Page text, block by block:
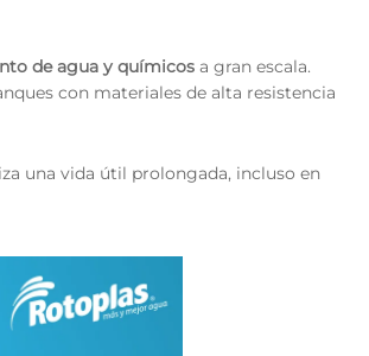
de agua y químicos a gran escala.
con materiales de alta resistencia
una vida útil prolongada, incluso en